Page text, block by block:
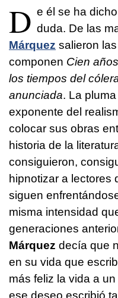
D e él se ha
duda. De las
Márquez salieron
componen Cien
los tiempos del
anunciada. La
exponente del
colocar sus obras
historia de la
consiguieron,
hipnotizar a lectores
siguen
misma intensidad
generaciones
Márquez decía que
en su vida que
más feliz la vida a
ese deseo escribió